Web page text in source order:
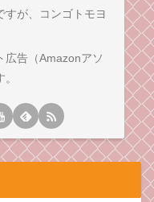
が、コンゴトモヨ
告（Amazonアソ